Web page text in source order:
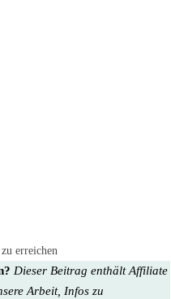
erreichen
Dieser Beitrag enthält Affiliate
Arbeit, Infos zu